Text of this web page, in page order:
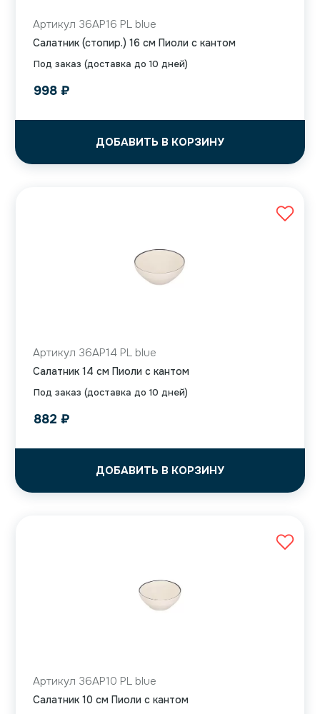
Под заказ (доставка до 10 дней)
Артикул 36AP16 PL blue
Салатник (стопир.) 16 см Пиоли с кантом
998 ₽
ДОБАВИТЬ В КОРЗИНУ
Под заказ (доставка до 10 дней)
Артикул 36AP14 PL blue
Салатник 14 см Пиоли с кантом
882 ₽
ДОБАВИТЬ В КОРЗИНУ
Артикул 36AP10 PL blue
Салатник 10 см Пиоли с кантом